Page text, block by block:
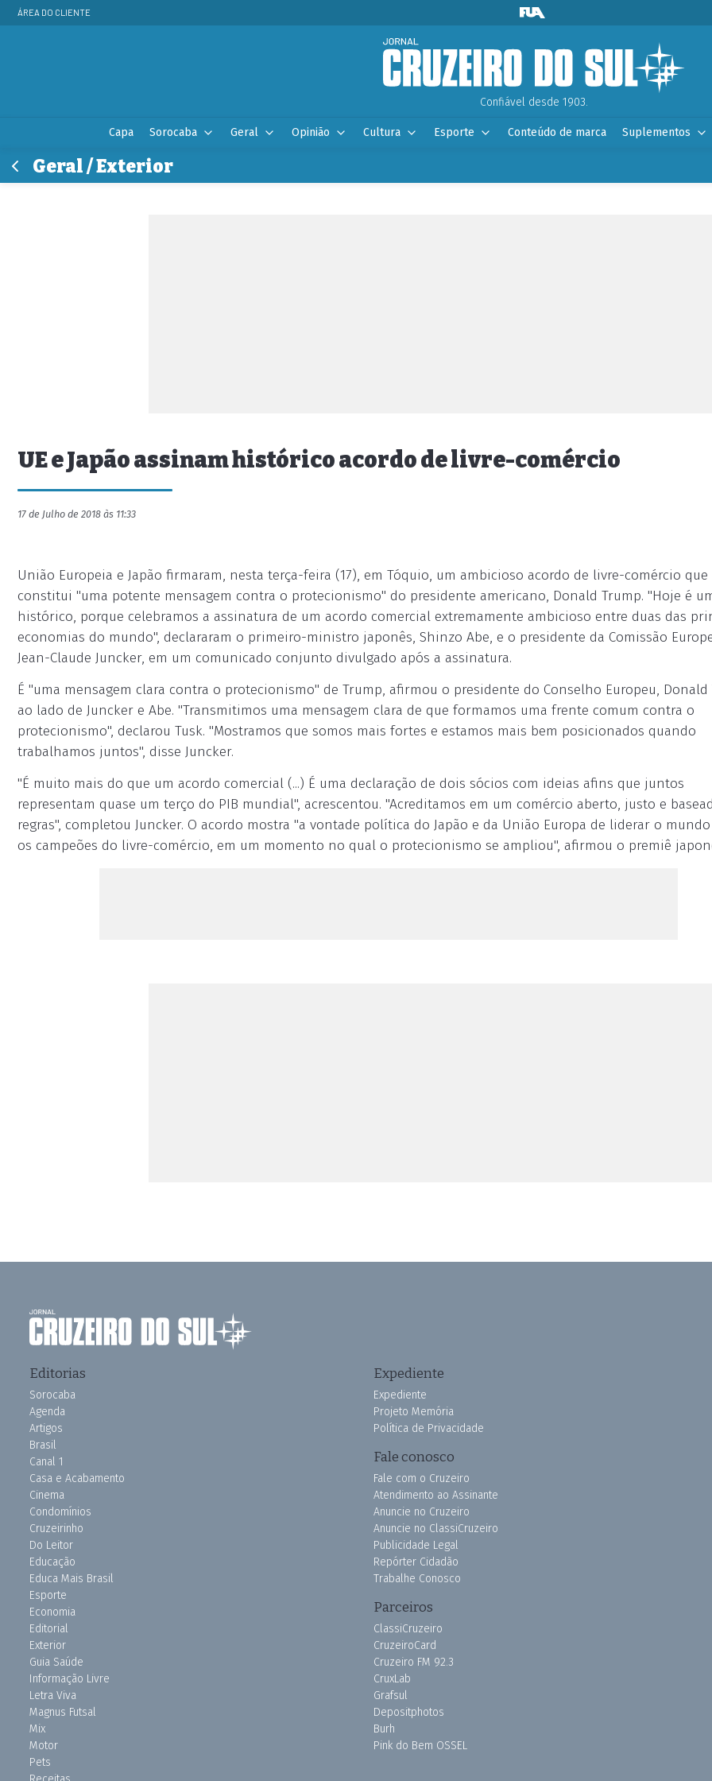
ÁREA DO CLIENTE
Confiável desde 1903.
Capa Sorocaba Geral Opinião Cultura Esporte Conteúdo de marca Suplementos
Geral / Exterior
UE e Japão assinam histórico acordo de livre-comércio
17 de Julho de 2018 às 11:33
União Europeia e Japão firmaram, nesta terça-feira (17), em Tóquio, um ambicioso acordo de livre-comércio que
constitui "uma potente mensagem contra o protecionismo" do presidente americano, Donald Trump. "Hoje é
histórico, porque celebramos a assinatura de um acordo comercial extremamente ambicioso entre duas das
economias do mundo", declararam o primeiro-ministro japonês, Shinzo Abe, e o presidente da Comissão
Jean-Claude Juncker, em um comunicado conjunto divulgado após a assinatura.
É "uma mensagem clara contra o protecionismo" de Trump, afirmou o presidente do Conselho Europeu, Donald
ao lado de Juncker e Abe. "Transmitimos uma mensagem clara de que formamos uma frente comum contra o
protecionismo", declarou Tusk. "Mostramos que somos mais fortes e estamos mais bem posicionados quando
trabalhamos juntos", disse Juncker.
"É muito mais do que um acordo comercial (...) É uma declaração de dois sócios com ideias afins que juntos
representam quase um terço do PIB mundial", acrescentou. "Acreditamos em um comércio aberto, justo e
regras", completou Juncker. O acordo mostra "a vontade política do Japão e da União Europa de liderar o
os campeões do livre-comércio, em um momento no qual o protecionismo se ampliou", afirmou o premiê
Editorias
Sorocaba
Agenda
Artigos
Brasil
Canal 1
Casa e Acabamento
Cinema
Condomínios
Cruzeirinho
Do Leitor
Educação
Educa Mais Brasil
Esporte
Economia
Editorial
Exterior
Guia Saúde
Informação Livre
Letra Viva
Magnus Futsal
Mix
Motor
Pets
Expediente
Expediente
Projeto Memória
Política de Privacidade
Fale conosco
Fale com o Cruzeiro
Atendimento ao Assinante
Anuncie no Cruzeiro
Anuncie no ClassiCruzeiro
Publicidade Legal
Repórter Cidadão
Trabalhe Conosco
Parceiros
ClassiCruzeiro
CruzeiroCard
Cruzeiro FM 92.3
CruxLab
Grafsul
Depositphotos
Burh
Pink do Bem OSSEL